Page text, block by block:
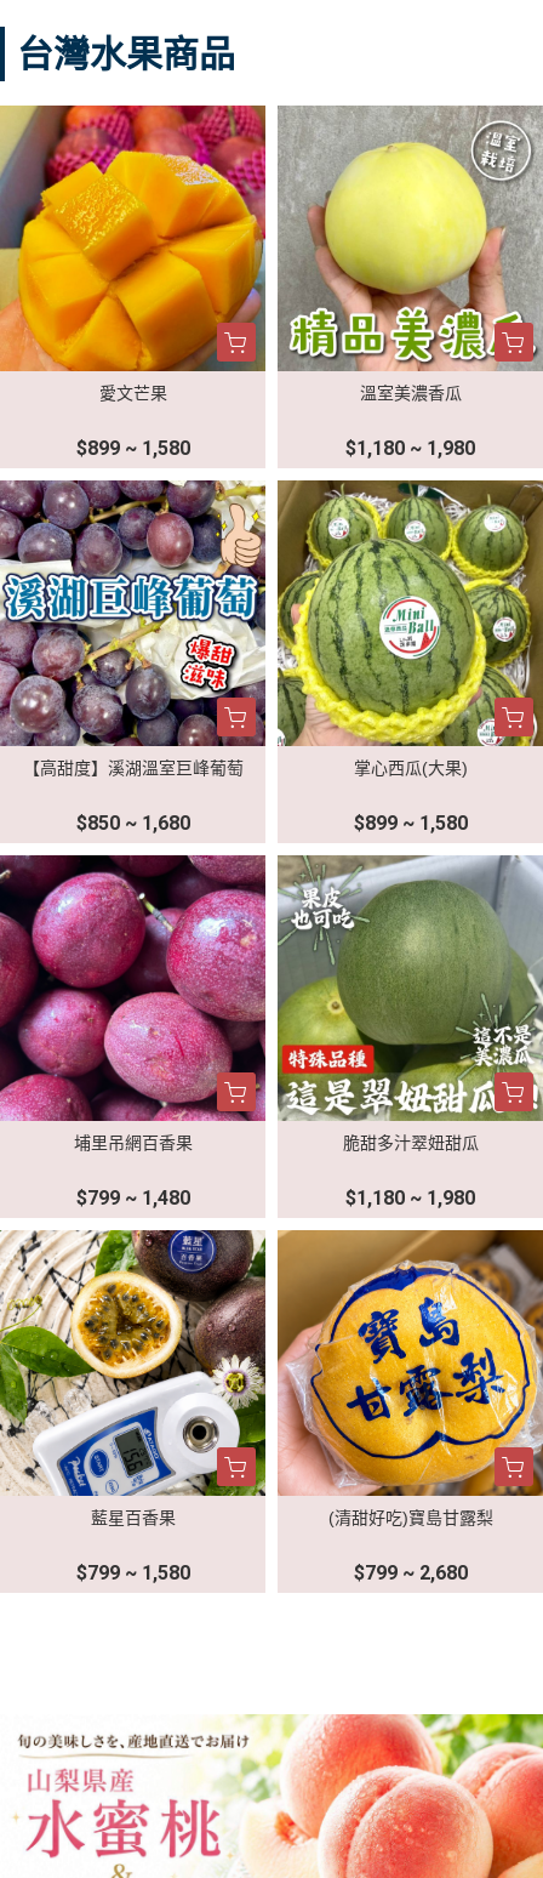
台灣水果商品
愛文芒果
$899 ~ 1,580
溫室美濃香瓜
$1,180 ~ 1,980
【高甜度】溪湖溫室巨峰葡萄
$850 ~ 1,680
掌心西瓜(大果)
$899 ~ 1,580
埔里吊網百香果
$799 ~ 1,480
脆甜多汁翠妞甜瓜
$1,180 ~ 1,980
藍星百香果
$799 ~ 1,580
(清甜好吃)寶島甘露梨
$799 ~ 2,680